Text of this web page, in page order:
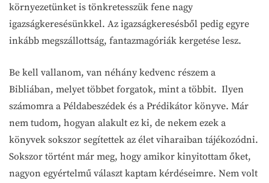
környezetünket is tönkretesszük fene nagy
igazságkeresésünkkel. Az igazságkeresésből pedig egyre
inkább megszállottság, fantazmagóriák kergetése lesz.
Be kell vallanom, van néhány kedvenc részem a
Bibliában, melyet többet forgatok, mint a többit. Ilyen
számomra a Példabeszédek és a Prédikátor könyve. Már
nem tudom, hogyan alakult ez ki, de nekem ezek a
könyvek sokszor segítettek az élet viharaiban tájékozódni.
Sokszor történt már meg, hogy amikor kinyitottam őket,
nagyon egyértelmű választ kaptam kérdéseimre. Nem volt